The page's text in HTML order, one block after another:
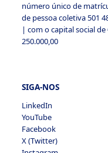
número único de
de pessoa coletiva 501
| com o capital social de
250.000,00
SIGA-NOS
LinkedIn
YouTube
Facebook
X (Twitter)